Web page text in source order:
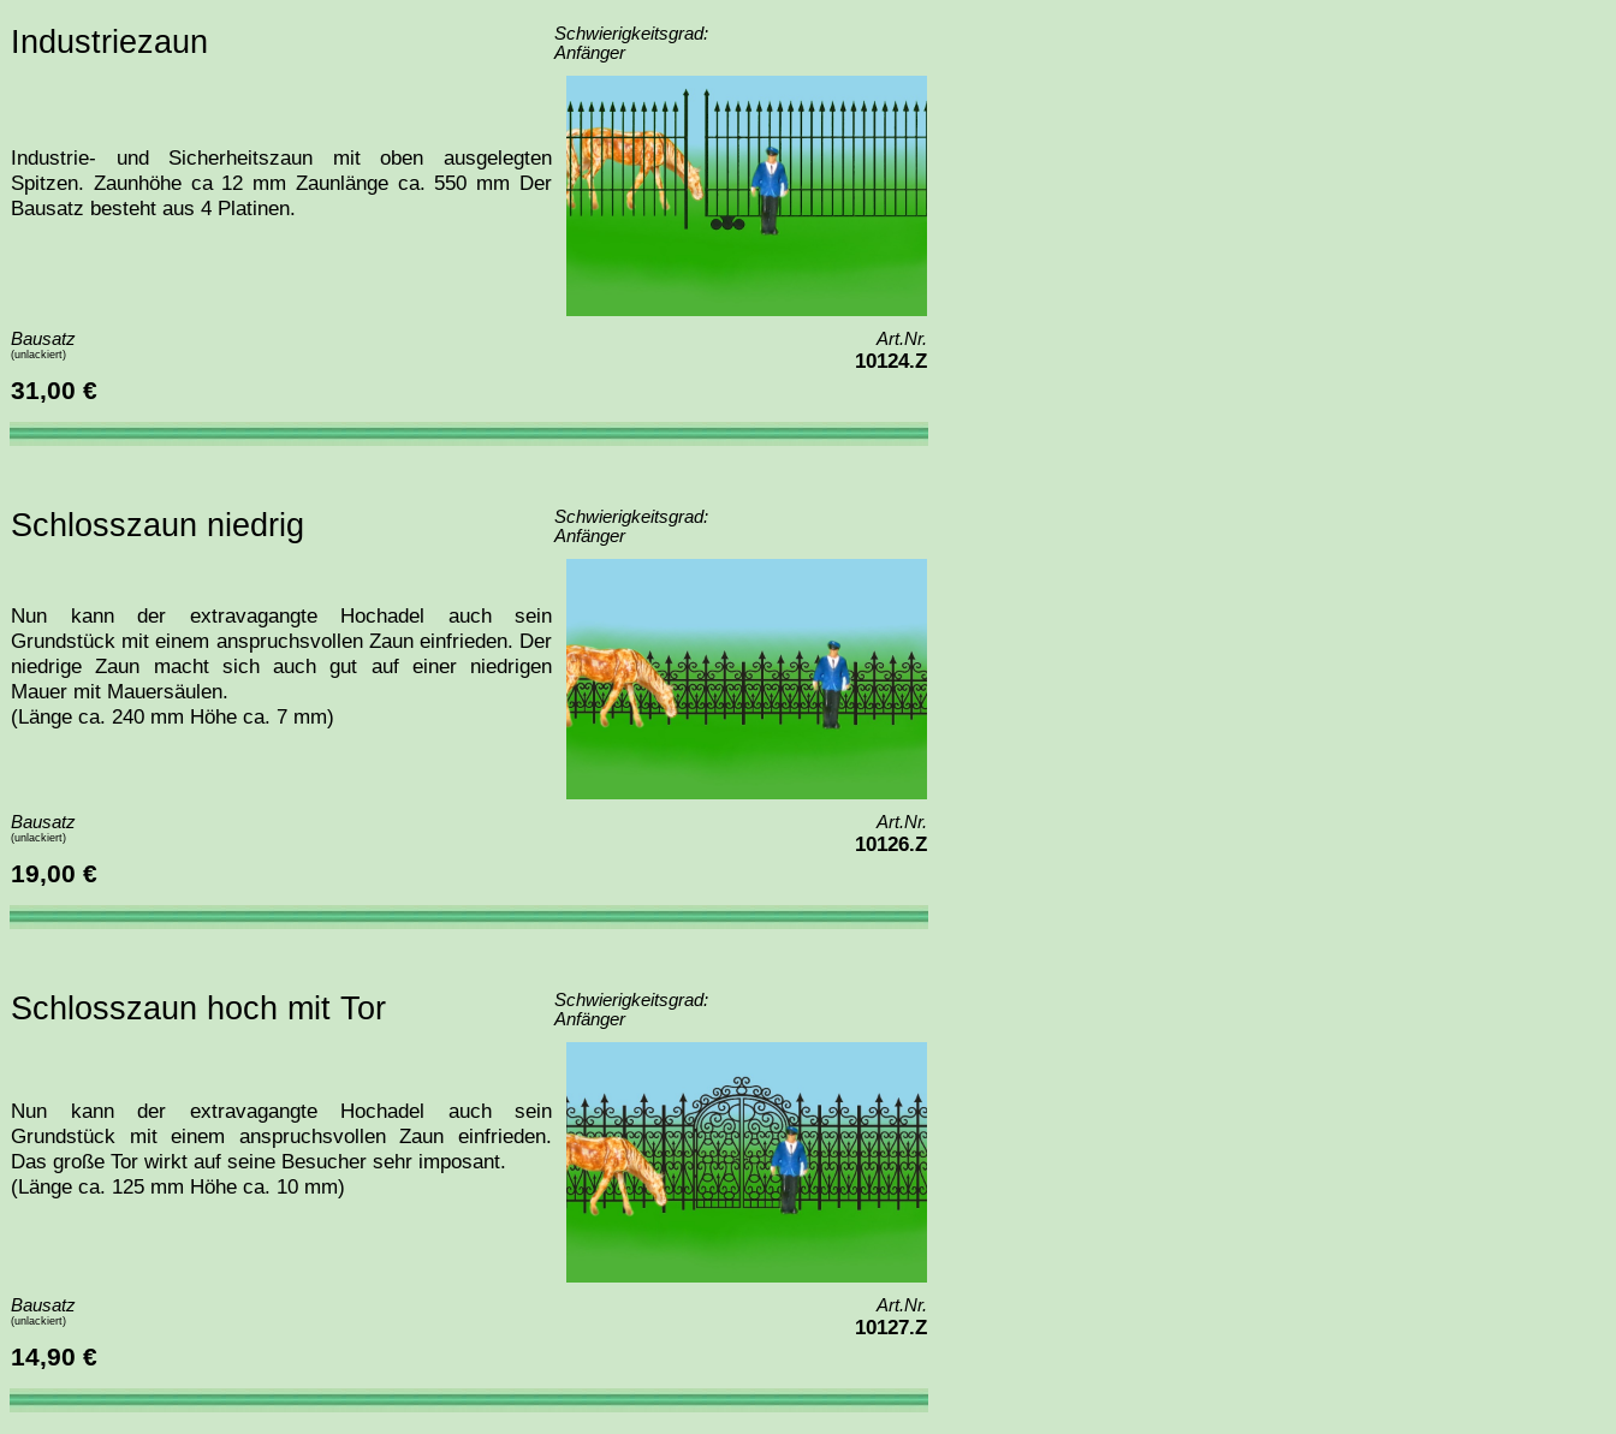
Industriezaun
Schwierigkeitsgrad:
Anfänger
Industrie- und Sicherheitszaun mit oben ausgelegten
Spitzen. Zaunhöhe ca 12 mm Zaunlänge ca. 550 mm Der
Bausatz besteht aus 4 Platinen.
Bausatz
(unlackiert)
Art.Nr.
10124.Z
31,00 €
Schlosszaun niedrig
Schwierigkeitsgrad:
Anfänger
Nun kann der extravagangte Hochadel auch sein
Grundstück mit einem anspruchsvollen Zaun einfrieden. Der
niedrige Zaun macht sich auch gut auf einer niedrigen
Mauer mit Mauersäulen.
(Länge ca. 240 mm Höhe ca. 7 mm)
Bausatz
(unlackiert)
Art.Nr.
10126.Z
19,00 €
Schlosszaun hoch mit Tor
Schwierigkeitsgrad:
Anfänger
Nun kann der extravagangte Hochadel auch sein
Grundstück mit einem anspruchsvollen Zaun einfrieden.
Das große Tor wirkt auf seine Besucher sehr imposant.
(Länge ca. 125 mm Höhe ca. 10 mm)
Bausatz
(unlackiert)
Art.Nr.
10127.Z
14,90 €